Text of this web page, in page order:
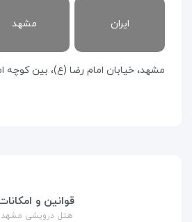
ایران مشهد
مشهد، خیابان امام رضا (ع)، بین کوچه امام
قوانین و
هتل درویشی مشهد